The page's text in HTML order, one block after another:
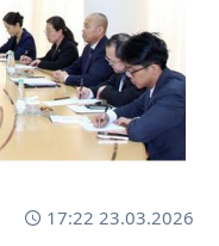
17:22 23.03.2026